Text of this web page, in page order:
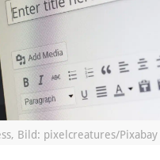
Bild: pixelcreatures/Pixabay